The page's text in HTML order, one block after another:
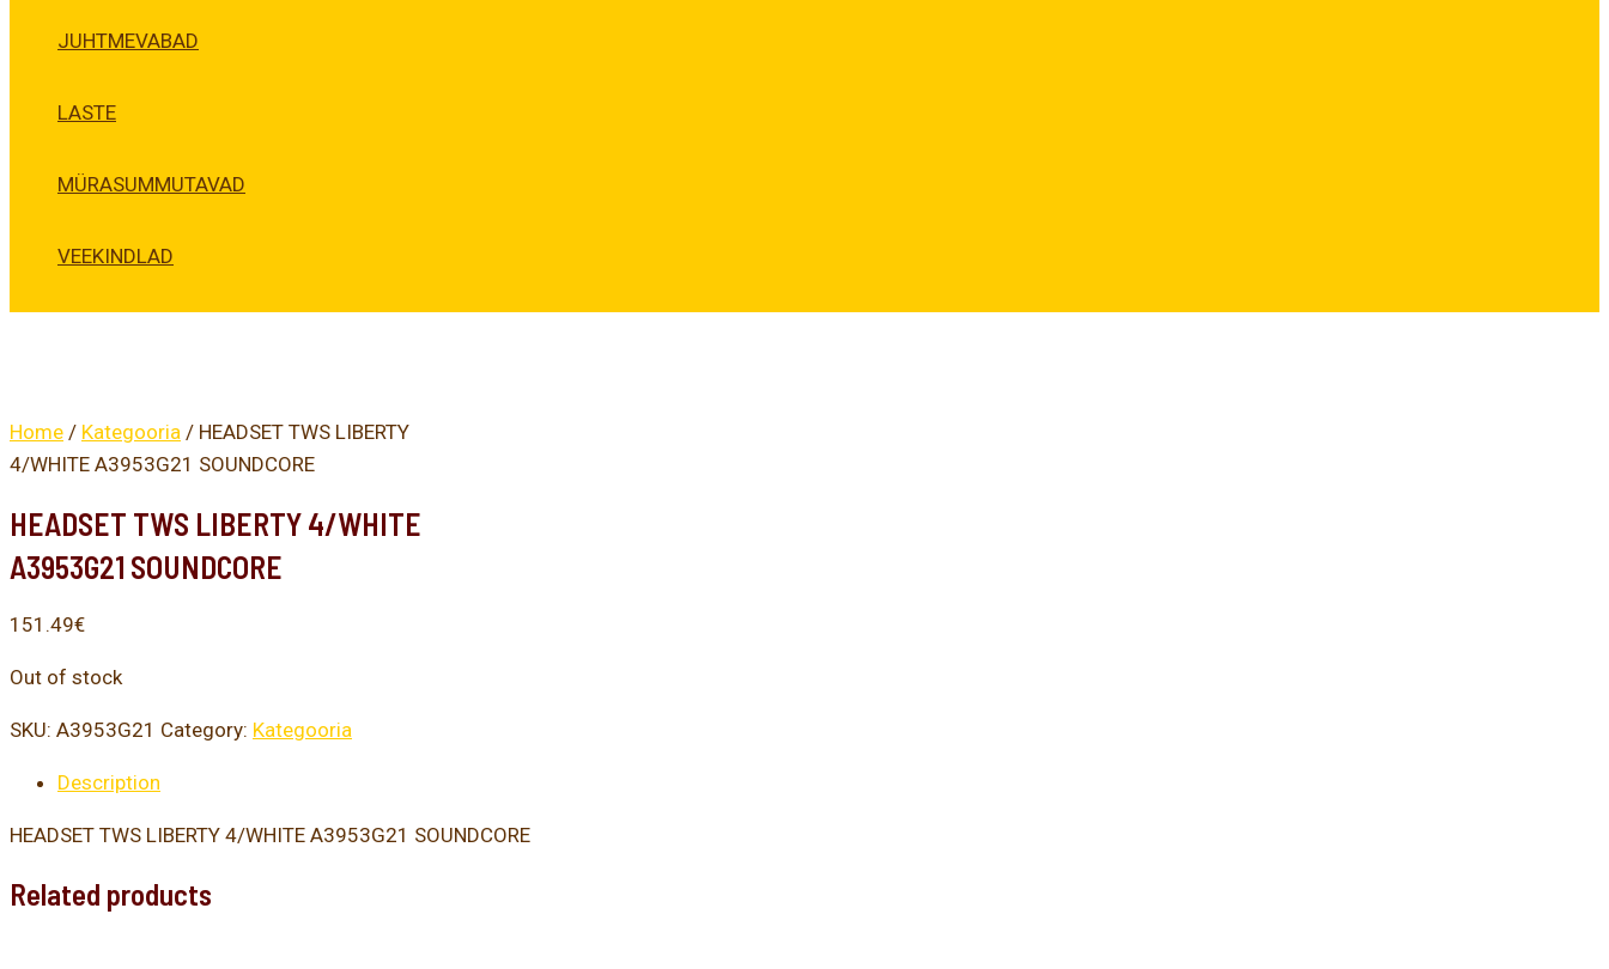
JUHTMEVABAD
LASTE
MÜRASUMMUTAVAD
VEEKINDLAD
Home / Kategooria / HEADSET TWS LIBERTY
4/WHITE A3953G21 SOUNDCORE
HEADSET TWS LIBERTY 4/WHITE
A3953G21 SOUNDCORE
151.49€
Out of stock
SKU: A3953G21 Category: Kategooria
Description
HEADSET TWS LIBERTY 4/WHITE A3953G21 SOUNDCORE
Related products